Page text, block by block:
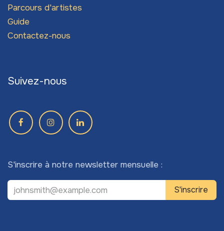
Parcours d'artistes
Guide
Contactez-nous
Suivez-nous
S'inscrire à notre newsletter mensuelle :
S'inscrire